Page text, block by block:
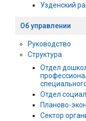
Узденский
Об управлении
Руководство
Структура
Отдел
Отдел
Планово-
Сектор